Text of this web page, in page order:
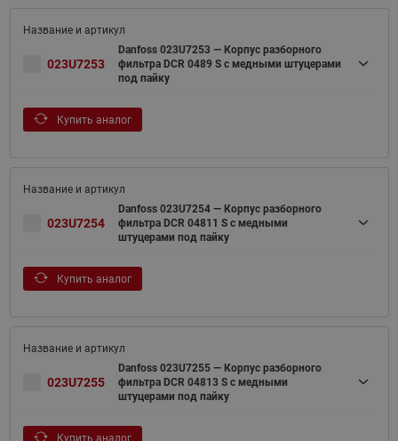
023U7253
Danfoss 023U7253 — Корпус разборного
фильтра DCR 0489 S с медными штуцерами
под пайку
Купить аналог
023U7254
Danfoss 023U7254 — Корпус разборного
фильтра DCR 04811 S с медными
штуцерами под пайку
Купить аналог
023U7255
Danfoss 023U7255 — Корпус разборного
фильтра DCR 04813 S с медными
штуцерами под пайку
Купить аналог